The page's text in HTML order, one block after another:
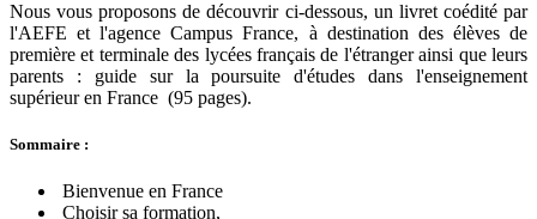
Nous vous proposons de découvrir ci-dessous, un livret coédité par
l'AEFE et l'agence Campus France, à destination des élèves de
première et terminale des lycées français de l'étranger ainsi que leurs
parents : guide sur la poursuite d'études dans l'enseignement
supérieur en France (95 pages).
Sommaire :
Bienvenue en France
Choisir sa formation,